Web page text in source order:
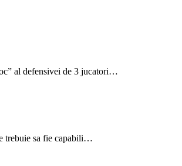
al defensivei de 3 jucatori…
trebuie sa fie capabili…